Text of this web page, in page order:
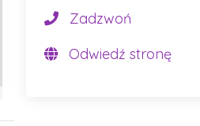
Zadzwoń
Odwiedź stronę